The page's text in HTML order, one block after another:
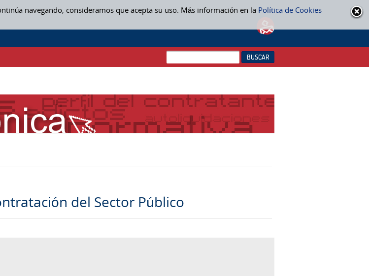
navegando, consideramos que acepta su uso. Más información en la Política de Cookies
del Sector Público